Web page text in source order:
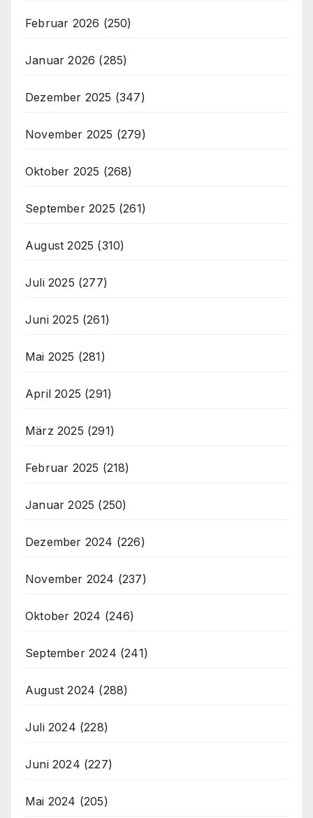
Februar 2026 (250)
Januar 2026 (285)
Dezember 2025 (347)
November 2025 (279)
Oktober 2025 (268)
September 2025 (261)
August 2025 (310)
Juli 2025 (277)
Juni 2025 (261)
Mai 2025 (281)
April 2025 (291)
März 2025 (291)
Februar 2025 (218)
Januar 2025 (250)
Dezember 2024 (226)
November 2024 (237)
Oktober 2024 (246)
September 2024 (241)
August 2024 (288)
Juli 2024 (228)
Juni 2024 (227)
Mai 2024 (205)